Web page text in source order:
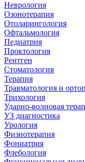
Неврология
Озонотерапия
Отоларингология
Офтальмология
Педиатрия
Проктология
Рентген
Стоматология
Терапия
Травматология и
Трихология
Ударно-волновая
УЗ диагностика
Урология
Физиотерапия
Фониатрия
Флебология